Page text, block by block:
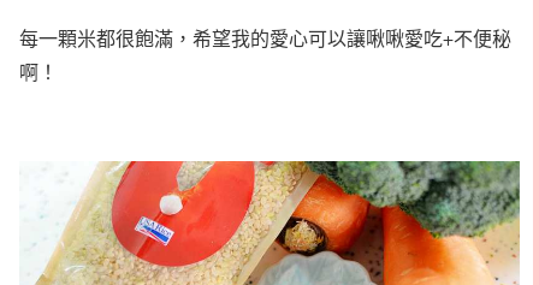
每一顆米都很飽滿，希望我的愛心可以讓啾啾愛吃+不便秘
啊！